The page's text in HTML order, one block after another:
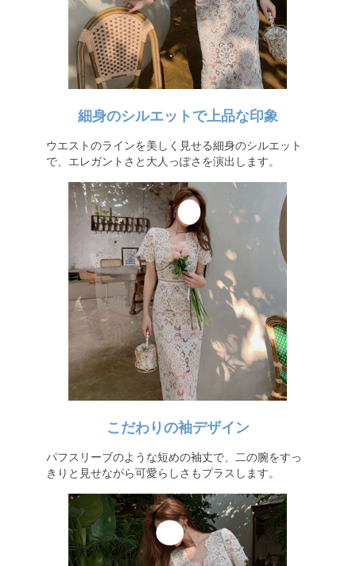
細身のシルエットで上品な印象
ウエストのラインを美しく見せる細身のシルエット
で、エレガントさと大人っぽさを演出します。
こだわりの袖デザイン
パフスリーブのような短めの袖丈で、二の腕をすっ
きりと見せながら可愛らしさもプラスします。